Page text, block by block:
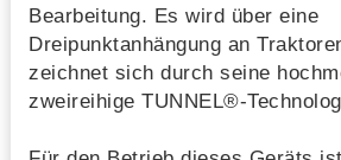
Bearbeitung. Es wird über eine
Dreipunktanhängung an
zeichnet sich durch seine
zweireihige TUNNEL®-